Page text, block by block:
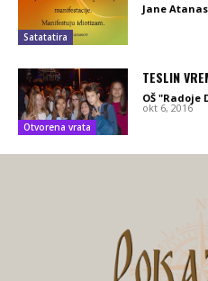
Satatatira
Jane
Otvorena vrata
TESLIN
OŠ "Radoje
okt 6, 2016